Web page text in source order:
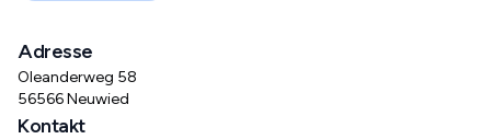
Adresse
Oleanderweg 58
56566 Neuwied
Kontakt